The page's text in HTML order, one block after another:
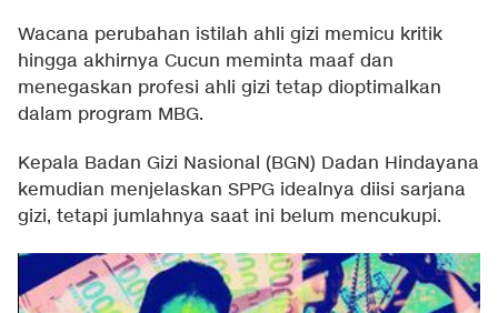
Wacana perubahan istilah ahli gizi memicu kritik
hingga akhirnya Cucun meminta maaf dan
menegaskan profesi ahli gizi tetap dioptimalkan
dalam program MBG.
Kepala Badan Gizi Nasional (BGN) Dadan Hindayana
kemudian menjelaskan SPPG idealnya diisi sarjana
gizi, tetapi jumlahnya saat ini belum mencukupi.